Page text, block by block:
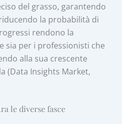
del grasso, garantendo
la probabilità di
rendono la
sia per i professionisti che
alla sua crescente
(Data Insights Market,
le diverse fasce